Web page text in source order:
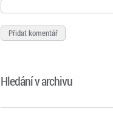
Hledání v archivu